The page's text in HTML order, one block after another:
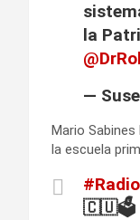
o
k
la
—
Mario
la escuela
🇨🇺🗳️